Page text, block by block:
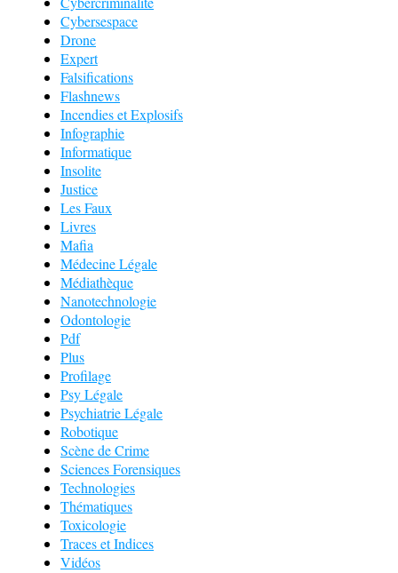
Cybersespace
Drone
Expert
Falsifications
Flashnews
Incendies et Explosifs
Infographie
Informatique
Insolite
Justice
Les Faux
Livres
Mafia
Médecine Légale
Médiathèque
Nanotechnologie
Odontologie
Pdf
Plus
Profilage
Psy Légale
Psychiatrie Légale
Robotique
Scène de Crime
Sciences Forensiques
Technologies
Thématiques
Toxicologie
Traces et Indices
Vidéos